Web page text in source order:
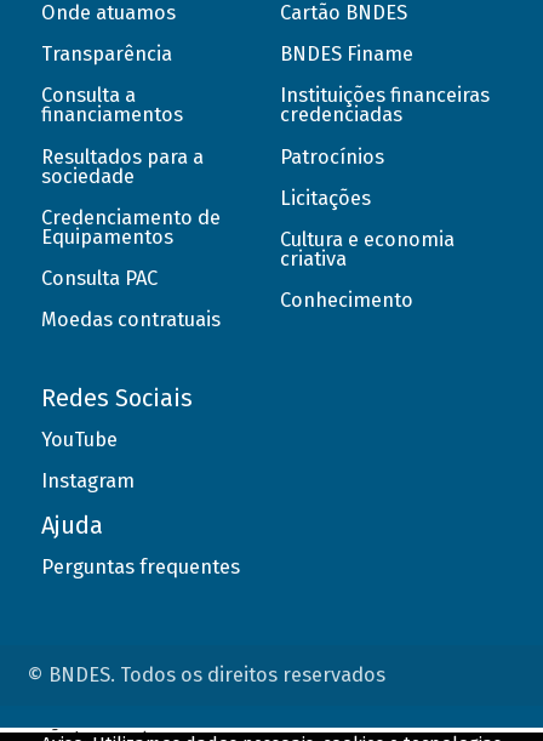
Onde atuamos
Transparência
Consulta a
financiamentos
Resultados para a
sociedade
Credenciamento de
Equipamentos
Consulta PAC
Moedas contratuais
Cartão BNDES
BNDES Finame
Instituições financeiras
credenciadas
Patrocínios
Licitações
Cultura e economia
criativa
Conhecimento
Redes Sociais
YouTube
Instagram
Ajuda
Perguntas frequentes
© BNDES. Todos os direitos reservados